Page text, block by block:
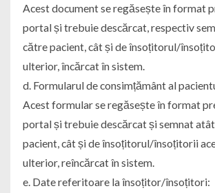
Acest document se regăsește în format
portal și trebuie descărcat, respectiv
către pacient, cât și de însoțitorul/
ulterior, încărcat în sistem.
d. Formularul de consimțământ al
Acest formular se regăsește în format
portal și trebuie descărcat și semnat
pacient, cât și de însoțitorul/însoțitorii
ulterior, reîncărcat în sistem.
e. Date referitoare la însoțitor/însoțitori: